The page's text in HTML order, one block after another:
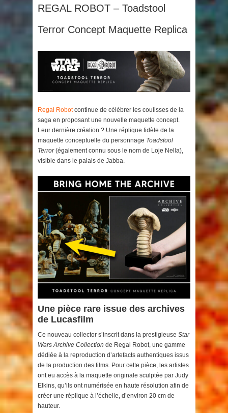
REGAL ROBOT – Toadstool
Terror Concept Maquette Replica
Regal Robotcontinue de célébrer les coulisses de la
saga en proposant une nouvelle maquette concept.
Leur dernière création ? Une réplique fidèle de la
maquette conceptuelle du personnage Toadstool
Terror(également connu sous le nom de Loje Nella),
visible dans le palais de Jabba.
Une pièce rare issue des archives
de Lucasfilm
Ce nouveau collector s’inscrit dans la prestigieuse Star
Wars Archive Collection de Regal Robot, une gamme
dédiée à la reproduction d’artefacts authentiques issus
de la production des films. Pour cette pièce, les artistes
ont eu accès à la maquette originale sculptée par Judy
Elkins, qu’ils ont numérisée en haute résolution afin de
créer une réplique à l’échelle, d’environ 20 cm de
hauteur.